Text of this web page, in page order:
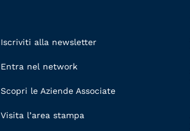
Iscriviti alla newsletter
Entra nel network
Scopri le Aziende Associate
Visita l’area stampa